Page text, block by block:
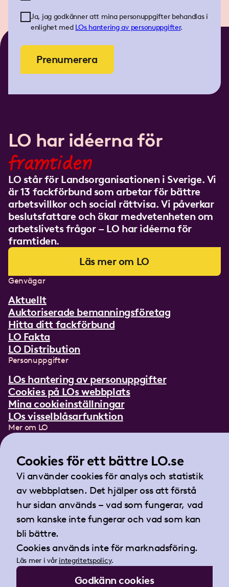
Ja, jag godkänner att mina personuppgifter behandlas i
enlighet med LOs hantering av personuppgifter.
Prenumerera
LO har idéerna för
framtiden
LO står för Landsorganisationen i Sverige. Vi
är 13 fackförbund som arbetar för bättre
arbetsvillkor och social rättvisa. Vi påverkar
beslutsfattare och ökar medvetenheten om
arbetslivets frågor – LO har idéerna för
framtiden.
Läs mer om LO
Genvägar
Aktuellt
Auktoriserade bemanningsföretag
Hitta ditt fackförbund
LO Fakta
LO Distribution
Personuppgifter
LOs hantering av personuppgifter
Cookies på LOs webbplats
Mina cookieinställningar
LOs visselblåsarfunktion
Mer om LO
Lättläst om LO
Teckenspråksfilm
Tidningen Arbetet
Landsorganisationen i Sverige
Barnhusgatan 18
105 53 Stockholm
Tel:08-796 25 00
Fax:08-796 25 17
E-post:info@lo.se
Org.nr 802001-9769
Cookies för ett bättre LO.se
Vi använder cookies för analys och statistik
av webbplatsen. Det hjälper oss att förstå
hur sidan används – vad som fungerar, vad
som kanske inte fungerar och vad som kan
bli bättre.
Cookies används inte för marknadsföring.
Läs mer i vår integritetspolicy.
Godkänn cookies